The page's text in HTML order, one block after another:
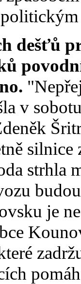
dešťů
v
strhla
je